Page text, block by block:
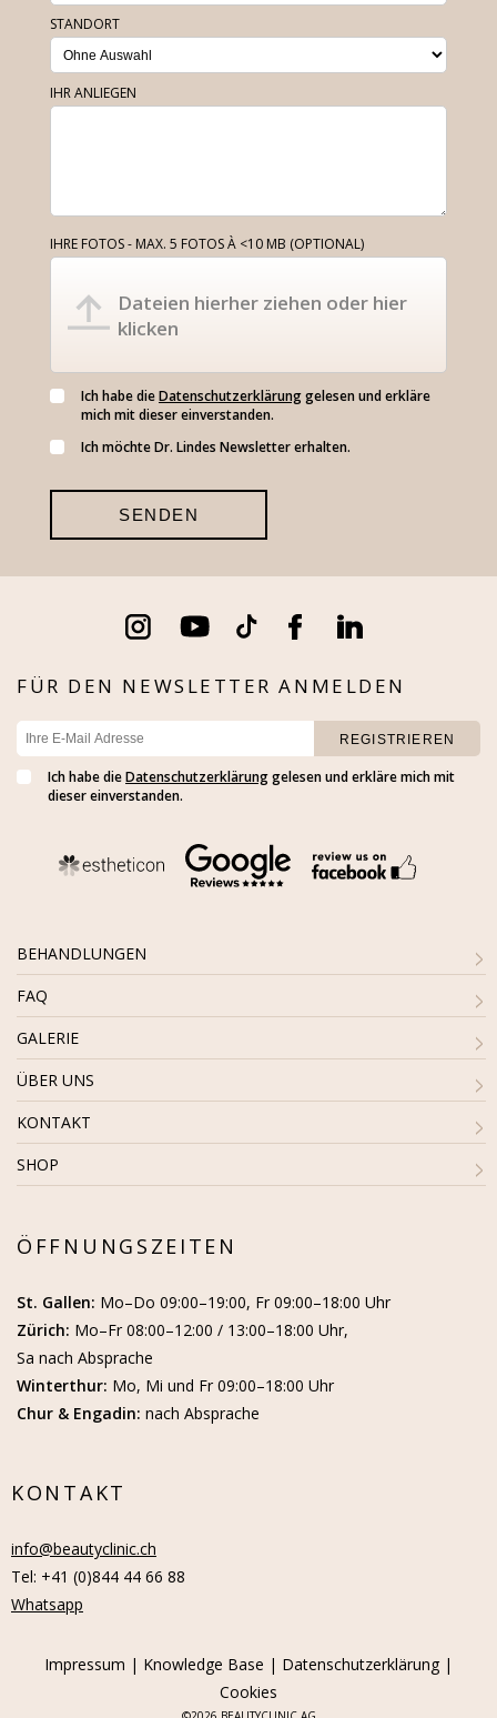
STANDORT
IHR ANLIEGEN
IHRE FOTOS - MAX. 5 FOTOS À <10 MB (OPTIONAL)
Dateien hierher ziehen oder hier
klicken
Ich habe dieDatenschutzerklärunggelesen und erkläre
mich mit dieser einverstanden.
Ich möchte Dr. Lindes Newsletter erhalten.
FÜR DEN NEWSLETTER ANMELDEN
Ich habe dieDatenschutzerklärunggelesen und erkläre mich mit
dieser einverstanden.
BEHANDLUNGEN
FAQ
GALERIE
ÜBER UNS
KONTAKT
SHOP
ÖFFNUNGSZEITEN
St. Gallen: Mo–Do 09:00–19:00, Fr 09:00–18:00 Uhr
Zürich: Mo–Fr 08:00–12:00 / 13:00–18:00 Uhr,
Sa nach Absprache
Winterthur: Mo, Mi und Fr 09:00–18:00 Uhr
Chur & Engadin: nach Absprache
KONTAKT
info@beautyclinic.ch
Tel: +41 (0)844 44 66 88
Whatsapp
Impressum | Knowledge Base | Datenschutzerklärung |
Cookies